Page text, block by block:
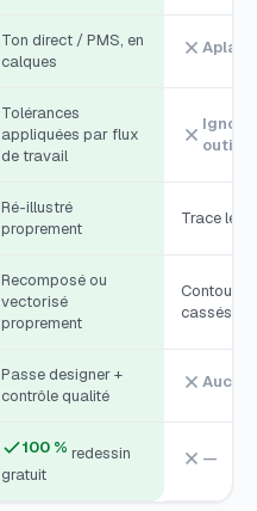
Ton direct / PMS, en
calques
Aplati
Tolérances
appliquées par flux
de travail
outil
Ré-illustré
proprement
Trace les
Recomposé ou
vectorisé
proprement
Contours
cassés
Passe designer +
contrôle qualité
100 % redessin
gratuit
—